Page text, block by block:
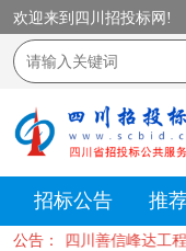
欢迎来到四川招投标网!
招标公告 推
公告：、四川善信峰